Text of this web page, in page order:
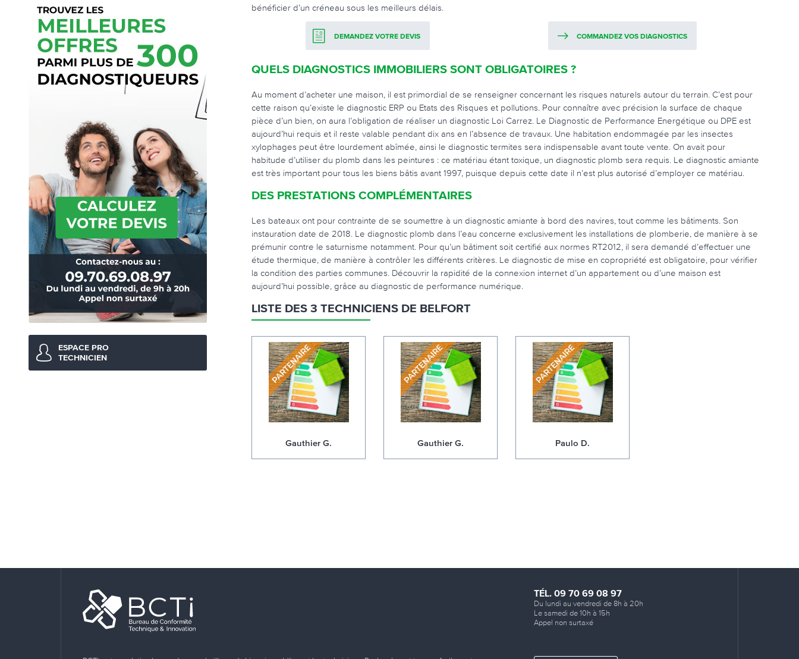
ESPACE PRO
TECHNICIEN
bénéficier d’un créneau sous les meilleurs délais.
DEMANDEZ VOTRE DEVIS COMMANDEZ VOS DIAGNOSTICS
QUELS DIAGNOSTICS IMMOBILIERS SONT OBLIGATOIRES ?
Au moment d’acheter une maison, il est primordial de se renseigner concernant les risques naturels autour du terrain. C’est pour
cette raison qu’existe le diagnostic ERP ou Etats des Risques et pollutions. Pour connaître avec précision la surface de chaque
pièce d’un bien, on aura l’obligation de réaliser un diagnostic Loi Carrez. Le Diagnostic de Performance Energétique ou DPE est
aujourd’hui requis et il reste valable pendant dix ans en l’absence de travaux. Une habitation endommagée par les insectes
xylophages peut être lourdement abîmée, ainsi le diagnostic termites sera indispensable avant toute vente. On avait pour
habitude d’utiliser du plomb dans les peintures : ce matériau étant toxique, un diagnostic plomb sera requis. Le diagnostic amiante
est très important pour tous les biens bâtis avant 1997, puisque depuis cette date il n’est plus autorisé d’employer ce matériau.
DES PRESTATIONS COMPLÉMENTAIRES
Les bateaux ont pour contrainte de se soumettre à un diagnostic amiante à bord des navires, tout comme les bâtiments. Son
instauration date de 2018. Le diagnostic plomb dans l’eau concerne exclusivement les installations de plomberie, de manière à se
prémunir contre le saturnisme notamment. Pour qu’un bâtiment soit certifié aux normes RT2012, il sera demandé d’effectuer une
étude thermique, de manière à contrôler les différents critères. Le diagnostic de mise en copropriété est obligatoire, pour vérifier
la condition des parties communes. Découvrir la rapidité de la connexion internet d’un appartement ou d’une maison est
aujourd’hui possible, grâce au diagnostic de performance numérique.
LISTE DES 3 TECHNICIENS DE BELFORT
Gauthier G. Gauthier G. Paulo D.
TÉL. 09 70 69 08 97
Du lundi au vendredi de 8h à 20h
Le samedi de 10h à 15h
Appel non surtaxé